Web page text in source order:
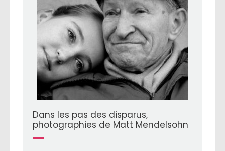
Dans les pas des disparus,
photographies de Matt Mendelsohn